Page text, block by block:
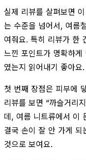
실제 리뷰를 살펴보면
는 수준을 넘어서, 여름
여줘요. 특히 리뷰가 한
느낀 포인트가 명확하
였는지 읽어내기 좋아요.
첫 번째 장점은 피부에
리뷰를 보면 “까슬거리
데, 여름 니트류에서 이
결국 손이 잘 안 가게 되
것으로 보여요.